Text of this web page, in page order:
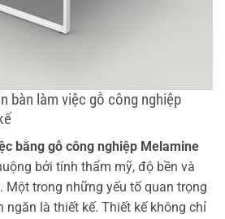
bàn làm việc gỗ công nghiệp
bằng gỗ công nghiệp Melamine
bởi tính thẩm mỹ, độ bền và
Một trong những yếu tố quan trọng
ngăn là thiết kế. Thiết kế không chỉ